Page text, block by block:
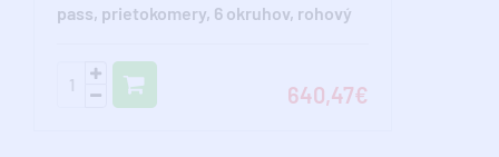
pass, prietokomery, 6 okruhov, rohový
640,47€